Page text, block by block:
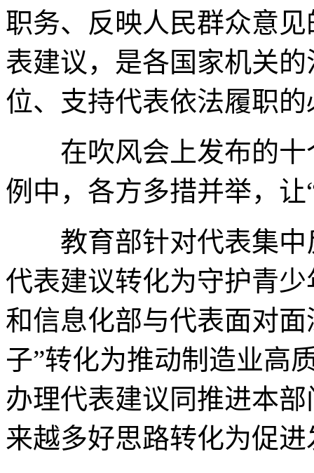
职务、反映人民群众意
表建议，是各国家机关
位、支持代表依法履职
在吹风会上发布的十
例中，各方多措并举，让
教育部针对代表集中
代表建议转化为守护青
和信息化部与代表面对
子”转化为推动制造业高
办理代表建议同推进本
来越多好思路转化为促